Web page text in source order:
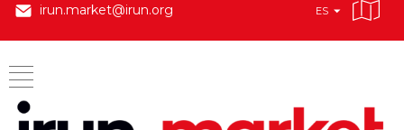
irun.market@irun.org ES